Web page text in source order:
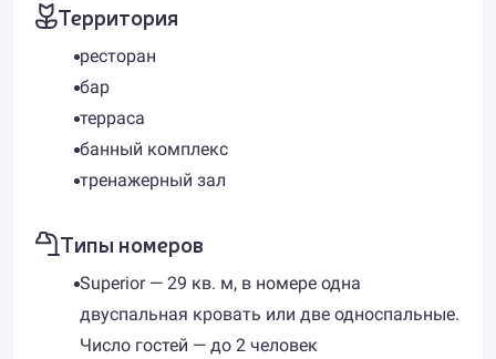
Территория
ресторан
бар
терраса
банный комплекс
тренажерный зал
Типы номеров
Superior — 29 кв. м, в номере одна
двуспальная кровать или две односпальные.
Число гостей — до 2 человек